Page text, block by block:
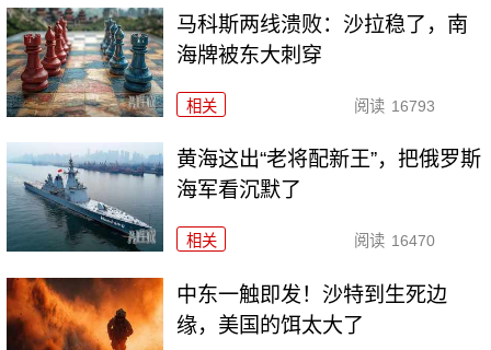
马科斯两线溃败：沙拉稳了，南
海牌被东大刺穿
相关 阅读 16793
黄海这出“老将配新王”，把俄罗斯
海军看沉默了
相关 阅读 16470
中东一触即发！沙特到生死边
缘，美国的饵太大了